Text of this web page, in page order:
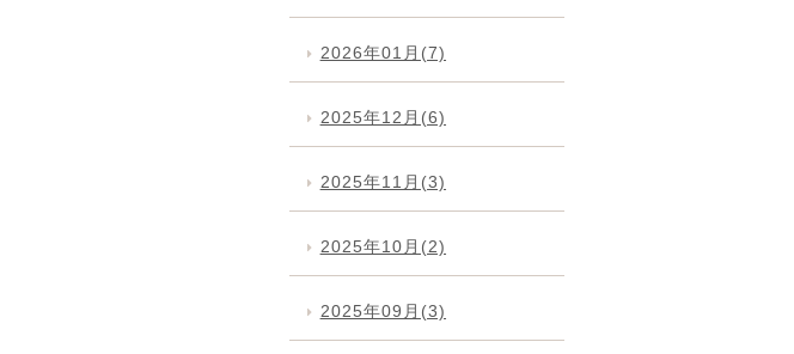
2026年01月(7)
2025年12月(6)
2025年11月(3)
2025年10月(2)
2025年09月(3)